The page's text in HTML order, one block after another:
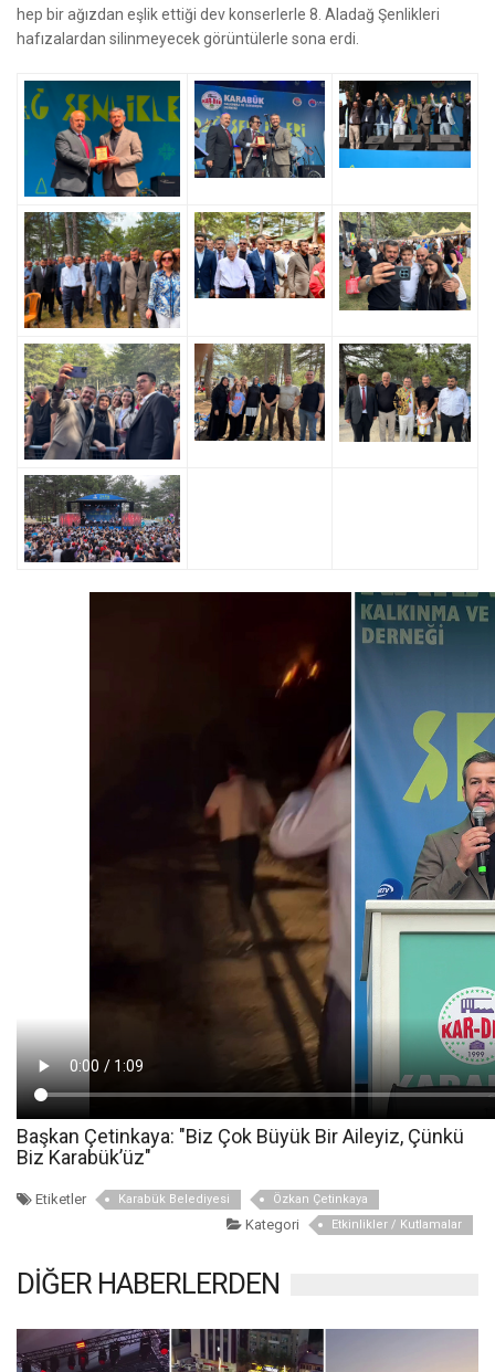
hep bir ağızdan eşlik ettiği dev konserlerle 8. Aladağ Şenlikleri
hafızalardan silinmeyecek görüntülerle sona erdi.
Başkan Çetinkaya: "Biz Çok Büyük Bir Aileyiz, Çünkü
Biz Karabük’üz"
Etiketler Karabük Belediyesi Özkan Çetinkaya
Kategori Etkinlikler / Kutlamalar
DİĞER HABERLERDEN